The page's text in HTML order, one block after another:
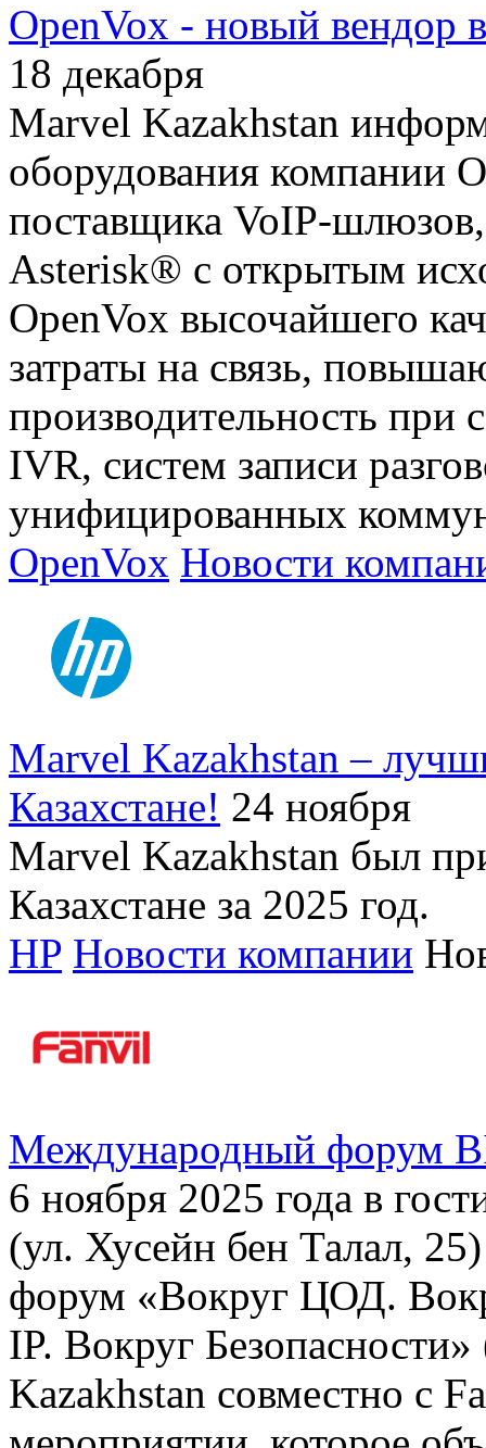
OpenVox - новый вендор
18 декабря
Marvel Kazakhstan
оборудования компании
поставщика VoIP-
Asterisk® с открытым
OpenVox высочайшего
затраты на связь,
производительность при
IVR, систем записи
унифицированных
OpenVox Новости
Marvel Kazakhstan –
Казахстане! 24 ноября
Marvel Kazakhstan был
Казахстане за 2025 год.
HP Новости компании
Международный форум
6 ноября 2025 года в
(ул. Хусейн бен Талал,
форум «Вокруг ЦОД.
IP. Вокруг
Kazakhstan совместно с